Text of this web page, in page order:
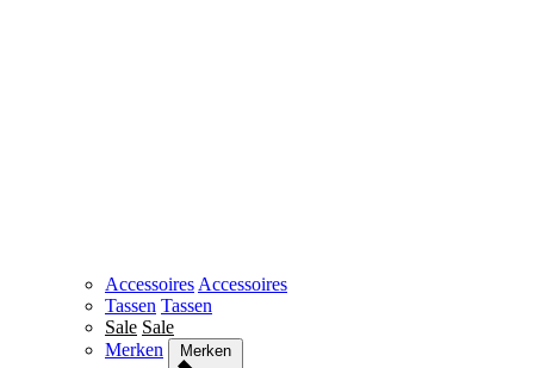
Accessoires Accessoires
Tassen Tassen
Sale Sale
Merken
Merken